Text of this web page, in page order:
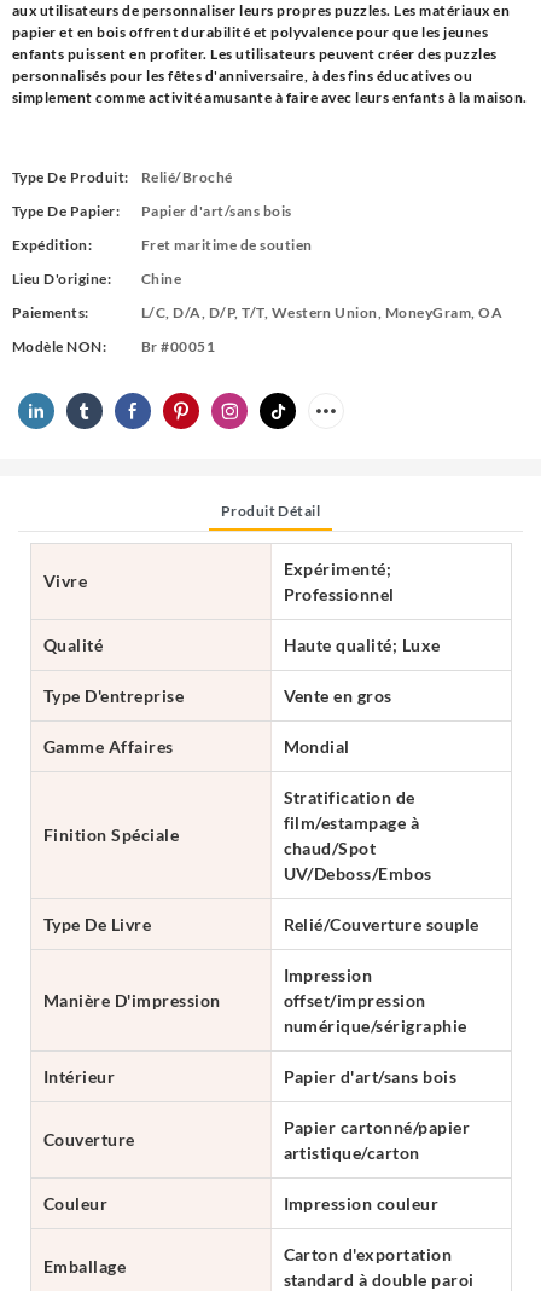
aux utilisateurs de personnaliser leurs propres puzzles. Les matériaux en
papier et en bois offrent durabilité et polyvalence pour que les jeunes
enfants puissent en profiter. Les utilisateurs peuvent créer des puzzles
personnalisés pour les fêtes d'anniversaire, à des fins éducatives ou
simplement comme activité amusante à faire avec leurs enfants à la maison.
Type De Produit:
Relié/Broché
Type De Papier:
Papier d'art/sans bois
Expédition:
Fret maritime de soutien
Lieu D'origine:
Chine
Paiements:
L/C, D/A, D/P, T/T, Western Union, MoneyGram, OA
Modèle NON:
Br #00051
Produit Détail
Vivre
Expérimenté;
Professionnel
Qualité Haute qualité; Luxe
Type D'entreprise Vente en gros
Gamme Affaires Mondial
Finition Spéciale
Stratification de
film/estampage à
chaud/Spot
UV/Deboss/Embos
Type De Livre Relié/Couverture souple
Manière D'impression
Impression
offset/impression
numérique/sérigraphie
Intérieur Papier d'art/sans bois
Couverture
Papier cartonné/papier
artistique/carton
Couleur Impression couleur
Emballage
Carton d'exportation
standard à double paroi